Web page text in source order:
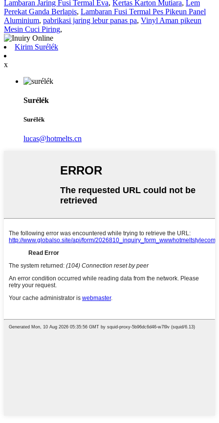
Lambaran Jaring Fusi Termal Eva, Kertas Karton Mutiara, Lem
Perekat Ganda Berlapis, Lambaran Fusi Termal Pes Pikeun Panel
Aluminium, pabrikasi jaring lebur panas pa, Vinyl Aman pikeun
Mesin Cuci Piring,
Kirim Surélék
x
Surélék
Surélék
lucas@hotmelts.cn